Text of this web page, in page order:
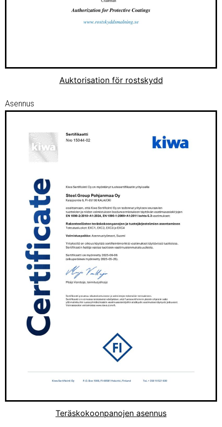
Auktorisation för rostskydd
Asennus
Teräskokoonpanojen asennus